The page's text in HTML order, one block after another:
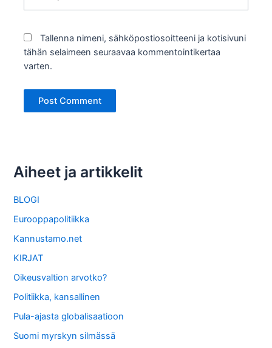
Tallenna nimeni, sähköpostiosoitteeni ja kotisivuni
tähän selaimeen seuraavaa kommentointikertaa
varten.
Aiheet ja artikkelit
BLOGI
Eurooppapolitiikka
Kannustamo.net
KIRJAT
Oikeusvaltion arvotko?
Politiikka, kansallinen
Pula-ajasta globalisaatioon
Suomi myrskyn silmässä